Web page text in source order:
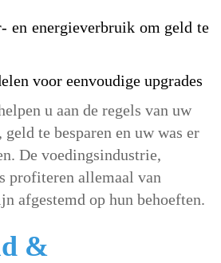
en energieverbruik om geld te
voor eenvoudige upgrades
u aan de regels van uw
te besparen en uw was er
De voedingsindustrie,
profiteren allemaal van
afgestemd op hun behoeften.
&